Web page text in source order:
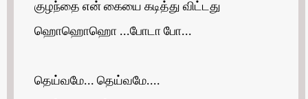
குழந்தை என் கையை கடித்து விட்டது
ஹொஹொஹொ ...போடா போ...
தெய்வமே... தெய்வமே....